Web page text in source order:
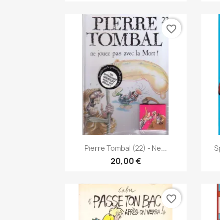
Vista rápida
Pierre Tombal (22) - Ne...
20,00 €
favorite_border
favorite_border